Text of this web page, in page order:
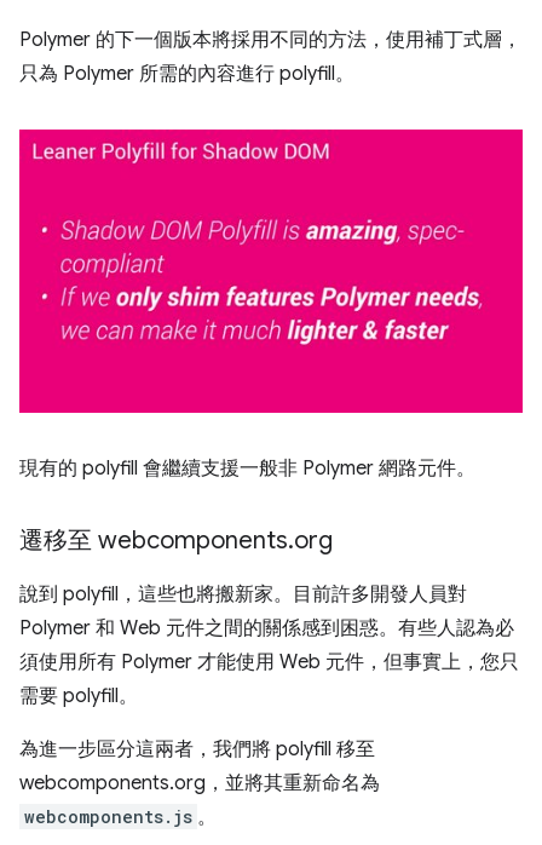
Polymer 的下一個版本將採用不同的方法，使用補丁式層，
只為 Polymer 所需的內容進行 polyfill。
現有的 polyfill 會繼續支援一般非 Polymer 網路元件。
遷移至 webcomponents.org
說到 polyfill，這些也將搬新家。目前許多開發人員對
Polymer 和 Web 元件之間的關係感到困惑。有些人認為必
須使用所有 Polymer 才能使用 Web 元件，但事實上，您只
需要 polyfill。
為進一步區分這兩者，我們將 polyfill 移至
webcomponents.org，並將其重新命名為
webcomponents.js 。